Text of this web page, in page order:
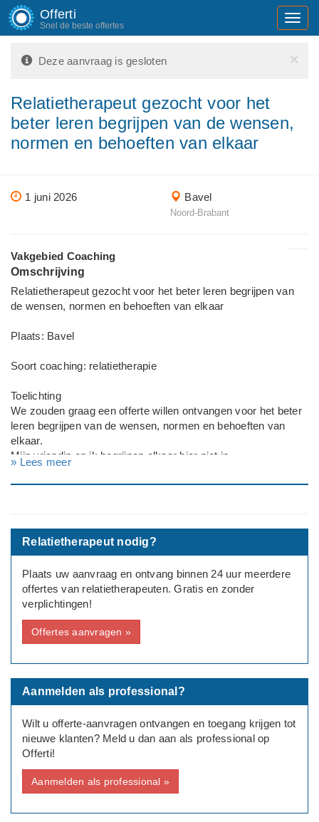
Offerti
Snel de beste offertes
×
Deze aanvraag is gesloten
Relatietherapeut gezocht voor het
beter leren begrijpen van de wensen,
normen en behoeften van elkaar
1 juni 2026 Bavel
Noord-Brabant
Vakgebied Coaching
Omschrijving
Relatietherapeut gezocht voor het beter leren begrijpen van
de wensen, normen en behoeften van elkaar
Plaats: Bavel
Soort coaching: relatietherapie
Toelichting
We zouden graag een offerte willen ontvangen voor het beter
leren begrijpen van de wensen, normen en behoeften van
elkaar.
Mijn vriendin en ik begrijpen elkaar hier niet in.
Deadline: Graag zo spoedig mogelijk
» Lees meer
Relatietherapeut nodig?
Plaats uw aanvraag en ontvang binnen 24 uur meerdere
offertes van relatietherapeuten. Gratis en zonder
verplichtingen!
Offertes aanvragen »
Aanmelden als professional?
Wilt u offerte-aanvragen ontvangen en toegang krijgen tot
nieuwe klanten? Meld u dan aan als professional op
Offerti!
Aanmelden als professional »